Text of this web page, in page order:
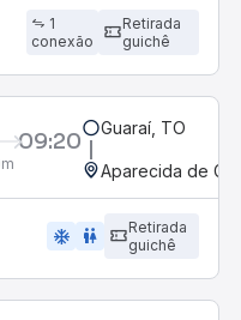
1
conexão
Retirada
guichê
09:20 Guaraí, TO
Aparecida de
ac_unit wc
Retirada
guichê